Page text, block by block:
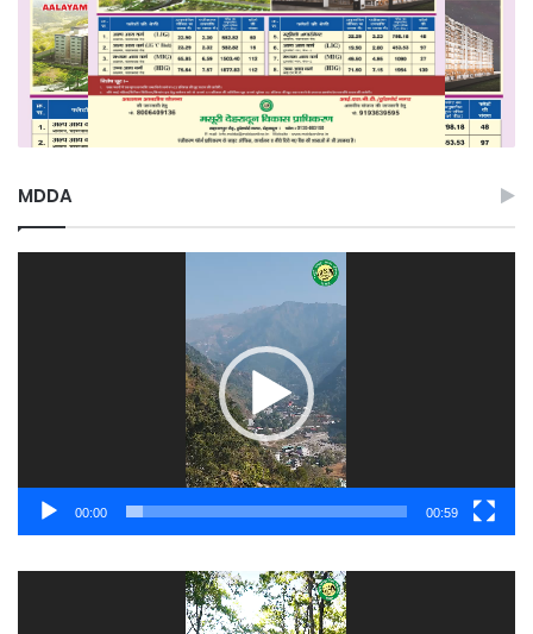
MDDA
00:00 00:59